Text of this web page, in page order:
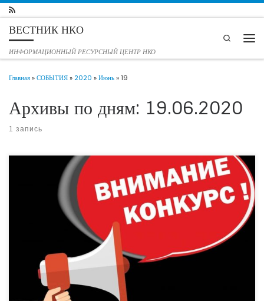
Перейти к содержимому
ВЕСТНИК НКО
ИНФОРМАЦИОННЫЙ РЕСУРСНЫЙ ЦЕНТР НКО
Search
Главная»СОБЫТИЯ»2020 »Июнь»19
Архивы по дням: 19.06.2020
1 запись
КОНКУРС ПУБЛИЧНЫХ ГОДОВЫХ ОТЧЕТОВ НКО РОСТОВСКОЙ
ОБЛАСТИ Сделал добро — расскажи об этом! ⠀ Для чего? Чтобы
благотворители стали вам доверять, власть увидела в вас